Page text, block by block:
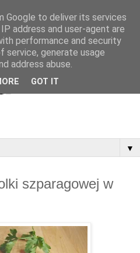
▼
szparagowej w
Google to deliver its services
address and user-agent are
performance and security
service, generate usage
address abuse.
GOT IT